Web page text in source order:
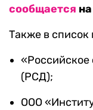
сообщается
Также в список
«Российское
(РСД);
ООО